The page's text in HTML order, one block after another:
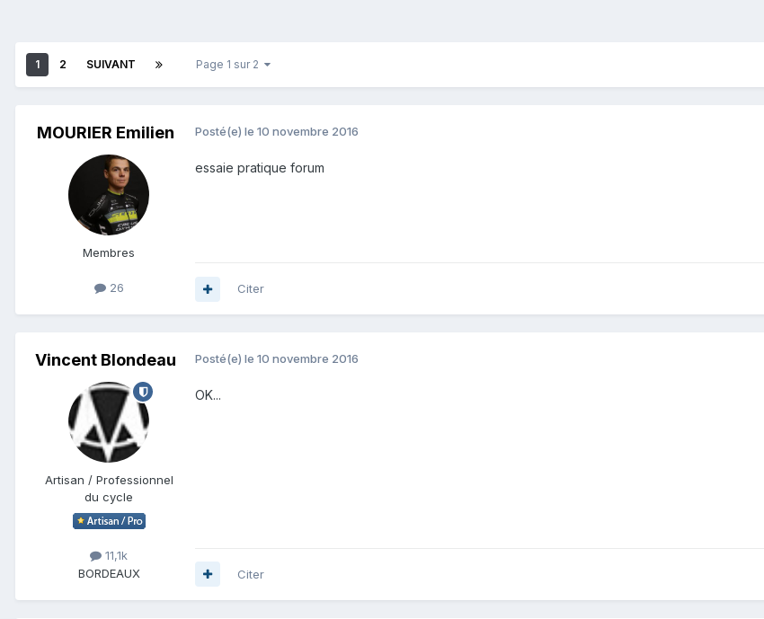
1 2 SUIVANT Page 1 sur 2
MOURIER Emilien
Membres
26
Posté(e) le 10 novembre 2016
essaie pratique forum
Citer
Vincent Blondeau
Artisan / Professionnel
du cycle
11,1k
BORDEAUX
Posté(e) le 10 novembre 2016
OK...
Citer